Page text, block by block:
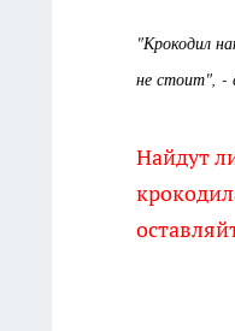
"Крокодил
не стоит", -
Найдут